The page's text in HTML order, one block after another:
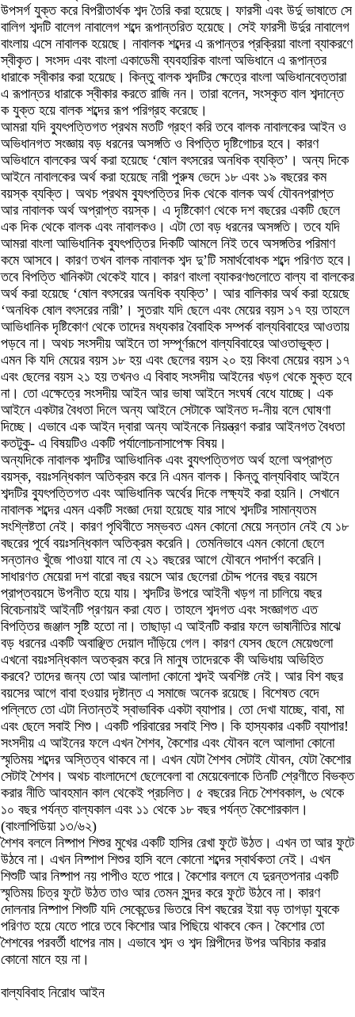
উপসর্গ যুক্ত করে বিপরীতার্থক শব্দ তৈরি করা হয়েছে। ফারসী এবং উর্দু ভাষাতে সে
বালিগ শব্দটি বালেগ নাবালেগ শব্দে রূপান্তরিত হয়েছে। সেই ফারসী উর্দুর নাবালেগ
বাংলায় এসে নাবালক হয়েছে। নাবালক শব্দের এ রূপান্তর প্রক্রিয়া বাংলা ব্যাকরণে
স্বীকৃত। সংসদ এবং বাংলা একাডেমী ব্যবহারিক বাংলা অভিধানে এ রূপান্তর
ধারাকে স্বীকার করা হয়েছে। কিন্তু বালক শব্দটির ক্ষেত্রে বাংলা অভিধানবেত্তারা
এ রূপান্তর ধারাকে স্বীকার করতে রাজি নন। তারা বলেন, সংস্কৃত বাল শব্দান্তে
ক যুক্ত হয়ে বালক শব্দের রূপ পরিগ্রহ করেছে।
আমরা যদি ব্যুৎপত্তিগত প্রথম মতটি গ্রহণ করি তবে বালক নাবালকের আইন ও
অভিধানগত সংজ্ঞায় বড় ধরনের অসঙ্গতি ও বিপত্তি দৃষ্টিগোচর হবে। কারণ
অভিধানে বালকের অর্থ করা হয়েছে ‘ষোল বৎসরের অনধিক ব্যক্তি’। অন্য দিকে
আইনে নাবালকের অর্থ করা হয়েছে নারী পুরুষ ভেদে ১৮ এবং ১৯ বছরের কম
বয়স্ক ব্যক্তি। অথচ প্রথম ব্যুৎপত্তির দিক থেকে বালক অর্থ যৌবনপ্রাপ্ত
আর নাবালক অর্থ অপ্রাপ্ত বয়স্ক। এ দৃষ্টিকোণ থেকে দশ বছরের একটি ছেলে
এক দিক থেকে বালক এবং নাবালকও। এটা তো বড় ধরনের অসঙ্গতি। তবে যদি
আমরা বাংলা আভিধানিক ব্যুৎপত্তির দিকটি আমলে নিই তবে অসঙ্গতির পরিমাণ
কমে আসবে। কারণ তখন বালক নাবালক শব্দ দু’টি সমার্থবোধক শব্দে পরিণত হবে।
তবে বিপত্তি খানিকটা থেকেই যাবে। কারণ বাংলা ব্যাকরণগুলোতে বাল্য বা বালকের
অর্থ করা হয়েছে ‘ষোল বৎসরের অনধিক ব্যক্তি’। আর বালিকার অর্থ করা হয়েছে
‘অনধিক ষোল বৎসরের নারী’। সুতরাং যদি ছেলে এবং মেয়ের বয়স ১৭ হয় তাহলে
আভিধানিক দৃষ্টিকোণ থেকে তাদের মধ্যকার বৈবাহিক সম্পর্ক বাল্যবিবাহের আওতায়
পড়বে না। অথচ সংসদীয় আইনে তা সম্পূর্ণরূপে বাল্যবিবাহের আওতাভুক্ত।
এমন কি যদি মেয়ের বয়স ১৮ হয় এবং ছেলের বয়স ২০ হয় কিংবা মেয়ের বয়স ১৭
এবং ছেলের বয়স ২১ হয় তখনও এ বিবাহ সংসদীয় আইনের খড়গ থেকে মুক্ত হবে
না। তো এক্ষেত্রে সংসদীয় আইন আর ভাষা আইনে সংঘর্ষ বেধে যাচ্ছে। এক
আইনে একটার বৈধতা দিলে অন্য আইনে সেটাকে আইনত দ-নীয় বলে ঘোষণা
দিচ্ছে। এভাবে এক আইন দ্বারা অন্য আইনকে নিয়ন্ত্রণ করার আইনগত বৈধতা
কতটুকু- এ বিষয়টিও একটি পর্যালোচনাসাপেক্ষ বিষয়।
অন্যদিকে নাবালক শব্দটির আভিধানিক এবং ব্যুৎপত্তিগত অর্থ হলো অপ্রাপ্ত
বয়স্ক, বয়ঃসন্ধিকাল অতিক্রম করে নি এমন বালক। কিন্তু বাল্যবিবাহ আইনে
শব্দটির ব্যুৎপত্তিগত এবং আভিধানিক অর্থের দিকে লক্ষ্যই করা হয়নি। সেখানে
নাবালক শব্দের এমন একটি সংজ্ঞা দেয়া হয়েছে যার সাথে শব্দটির সামান্যতম
সংশ্লিষ্টতা নেই। কারণ পৃথিবীতে সম্ভবত এমন কোনো মেয়ে সন্তান নেই যে ১৮
বছরের পূর্বে বয়ঃসন্ধিকাল অতিক্রম করেনি। তেমনিভাবে এমন কোনো ছেলে
সন্তানও খুঁজে পাওয়া যাবে না যে ২১ বছরের আগে যৌবনে পদার্পণ করেনি।
সাধারণত মেয়েরা দশ বারো বছর বয়সে আর ছেলেরা চৌদ্দ পনের বছর বয়সে
প্রাপ্তবয়সে উপনীত হয়ে যায়। শব্দটির উপরে আইনী খড়গ না চালিয়ে বছর
বিবেচনায়ই আইনটি প্রণয়ন করা যেত। তাহলে শব্দগত এবং সংজ্ঞাগত এত
বিপত্তির জঞ্জাল সৃষ্টি হতো না। তাছাড়া এ আইনটি করার ফলে ভাষানীতির মাঝে
বড় ধরনের একটি অবাঞ্ছিত দেয়াল দাঁড়িয়ে গেল। কারণ যেসব ছেলে মেয়েগুলো
এখনো বয়ঃসন্ধিকাল অতক্রম করে নি মানুষ তাদেরকে কী অভিধায় অভিহিত
করবে? তাদের জন্য তো আর আলাদা কোনো শব্দই অবশিষ্ট নেই। আর বিশ বছর
বয়সের আগে বাবা হওয়ার দৃষ্টান্ত এ সমাজে অনেক রয়েছে। বিশেষত বেদে
পল্লিতে তো এটা নিতান্তই স্বাভাবিক একটা ব্যাপার। তো দেখা যাচ্ছে, বাবা, মা
এবং ছেলে সবাই শিশু। একটি পরিবারের সবাই শিশু। কি হাস্যকার একটি ব্যাপার!
সংসদীয় এ আইনের ফলে এখন শৈশব, কৈশোর এবং যৌবন বলে আলাদা কোনো
স্মৃতিময় শব্দের অস্তিত্ব থাকবে না। এখন যেটা শৈশব সেটাই যৌবন, যেটা কৈশোর
সেটাই শৈশব। অথচ বাংলাদেশে ছেলেবেলা বা মেয়েবেলাকে তিনটি শ্রেণীতে বিভক্ত
করার নীতি আবহমান কাল থেকেই প্রচলিত। ৫ বছরের নিচে শৈশবকাল, ৬ থেকে
১০ বছর পর্যন্ত বাল্যকাল এবং ১১ থেকে ১৮ বছর পর্যন্ত কৈশোরকাল।
(বাংলাপিডিয়া ১৩/৬২)
শৈশব বললে নিষ্পাপ শিশুর মুখের একটি হাসির রেখা ফুটে উঠত। এখন তা আর ফুটে
উঠবে না। এখন নিষ্পাপ শিশুর হাসি বলে কোনো শব্দের স্বার্থকতা নেই। এখন
শিশুটি আর নিষ্পাপ নয় পাপীও হতে পারে। কৈশোর বললে যে দুরন্তপনার একটি
স্মৃতিময় চিত্র ফুটে উঠত তাও আর তেমন সুন্দর করে ফুটে উঠবে না। কারণ
দোলনার নিষ্পাপ শিশুটি যদি সেকেন্ডের ভিতরে বিশ বছরের ইয়া বড় তাগড়া যুবকে
পরিণত হয়ে যেতে পারে তবে কিশোর আর পিছিয়ে থাকবে কেন। কৈশোর তো
শৈশবের পরবর্তী ধাপের নাম। এভাবে শব্দ ও শব্দ শিল্পীদের উপর অবিচার করার
কোনো মানে হয় না।
বাল্যবিবাহ নিরোধ আইন